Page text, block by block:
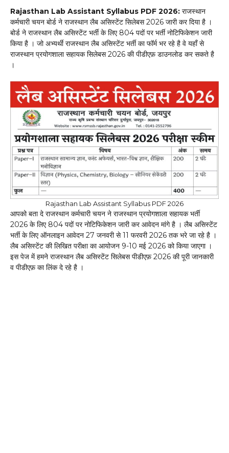
Rajasthan Lab Assistant Syllabus PDF 2026: राजस्थान
कर्मचारी चयन बोर्ड ने राजस्थान लैब असिस्टेंट सिलेबस 2026 जारी कर दिया है ।
बोर्ड ने राजस्थान लैब असिस्टेंट भर्ती के लिए 804 पदों पर भर्ती नोटिफिकेशन जारी
किया है । जो अभ्यर्थी राजस्थान लैब असिस्टेंट भर्ती का फॉर्म भर रहे है वे यहाँ से
राजस्थान प्रयोगशाला सहायक सिलेबस 2026 की पीडीएफ़ डाउनलोड कर सकते है
।
Rajasthan Lab Assistant Syllabus PDF 2026
आपको बता दे राजस्थान कर्मचारी चयन ने राजस्थान प्रयोगशाला सहायक भर्ती
2026 के लिए 804 पदों पर नोटिफिकेशन जारी कर आवेदन मांगे है । लैब असिस्टेंट
भर्ती के लिए ऑनलाइन आवेदन 27 जनवरी से 11 फरवरी 2026 तक भरे जा रहे है ।
लैब असिस्टेंट की लिखित परीक्षा का आयोजन 9-10 मई 2026 को किया जाएगा ।
इस पेज में हमने राजस्थान लैब असिस्टेंट सिलेबस पीडीएफ़ 2026 की पूरी जानकारी
व पीडीएफ़ का लिंक दे रहे है ।